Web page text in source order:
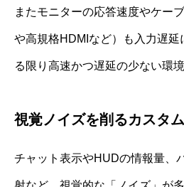
またモニターの応答速度やケー
や高規格HDMIなど）も入力遅延
る限り高速かつ遅延の少ない環
視覚ノイズを削るカスタ
チャット表示やHUDの情報量、